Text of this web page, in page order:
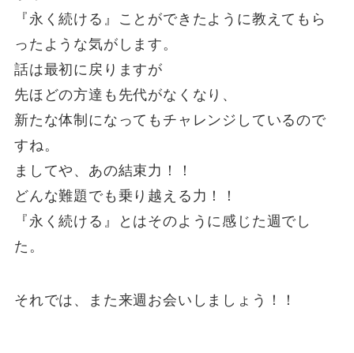
『永く続ける』ことができたように教えてもら
ったような気がします。
話は最初に戻りますが
先ほどの方達も先代がなくなり、
新たな体制になってもチャレンジしているので
すね。
ましてや、あの結束力！！
どんな難題でも乗り越える力！！
『永く続ける』とはそのように感じた週でし
た。
それでは、また来週お会いしましょう！！